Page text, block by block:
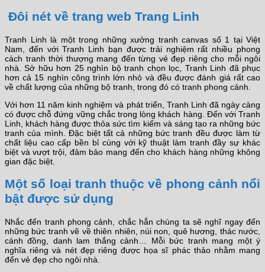
Đôi nét về trang web Trang Linh
Tranh Linh là một trong những xưởng tranh canvas số 1 tại Việt
Nam, đến với Tranh Linh bạn được trải nghiệm rất nhiều phong
cách tranh thời thượng mang đến từng vẻ đẹp riêng cho mỗi ngôi
nhà. Sở hữu hơn 25 nghìn bộ tranh chọn lọc, Tranh Linh đã phục
hơn cả 15 nghìn công trình lớn nhỏ và đều được đánh giá rất cao
về chất lượng của những bộ tranh, trong đó có tranh phong cảnh.
Với hơn 11 năm kinh nghiệm và phát triển, Tranh Linh đã ngày càng
có được chỗ đứng vững chắc trong lòng khách hàng. Đến với Tranh
Linh, khách hàng được thỏa sức tìm kiếm và sáng tạo ra những bức
tranh của mình. Đặc biệt tất cả những bức tranh đều được làm từ
chất liệu cao cấp bền bỉ cùng với kỹ thuật làm tranh đầy sự khác
biệt và vượt trội, đảm bảo mang đến cho khách hàng những không
gian đặc biệt.
Một số loại tranh thuộc về phong cảnh nổi
bật được sử dụng
Nhắc đến tranh phong cảnh, chắc hẳn chúng ta sẽ nghĩ ngay đến
những bức tranh vẽ về thiên nhiên, núi non, quê hương, thác nước,
cánh đồng, danh lam thắng cảnh… Mỗi bức tranh mang một ý
nghĩa riêng và nét đẹp riêng được họa sĩ phác thảo nhằm mang
đến vẻ đẹp cho ngôi nhà.